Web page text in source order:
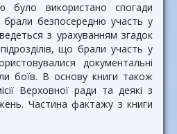
було використано спогади
брали безпосередню участь у
з урахуванням згадок
що брали участь у
документальні
боїв. В основу книги також
Верховної ради та деякі з
Частина фактажу з книги